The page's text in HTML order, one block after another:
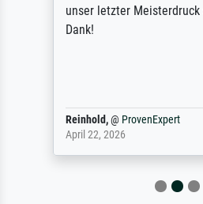
unser letzter
Dank!
Reinhold,@ ProvenExpert
April 22, 2026